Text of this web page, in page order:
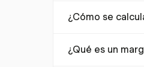
para expresarlo
¿Cómo se
dividiendo el
¿Qué es un